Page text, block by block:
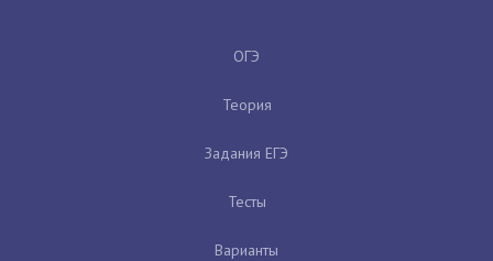
ОГЭ
Теория
Задания ЕГЭ
Тесты
Варианты